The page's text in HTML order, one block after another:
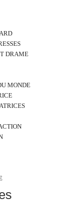
DRAME
MONDE